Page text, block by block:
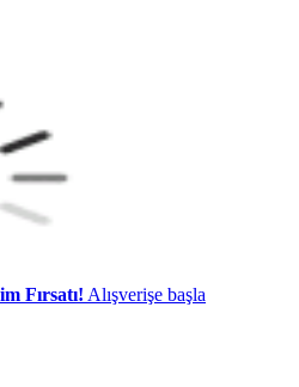
Fırsatı! Alışverişe başla